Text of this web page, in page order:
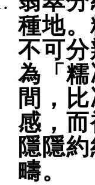
種地
不可
為「
間，
感，
隱隱
疇。